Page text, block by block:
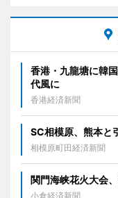
香港・九龍塘に韓
代風に
香港経済新聞
SC相模原、熊本
相模原町田経済新聞
関門海峡花火大会
小倉経済新聞